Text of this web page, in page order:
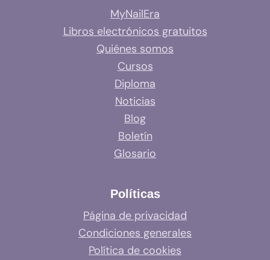
MyNailEra
Libros electrónicos gratuitos
Quiénes somos
Cursos
Diploma
Noticias
Blog
Boletín
Glosario
Políticas
Página de privacidad
Condiciones generales
Política de cookies